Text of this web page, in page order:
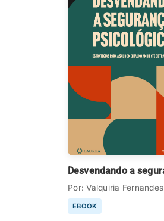
Por: Valquiria Fernandes
EBOOK